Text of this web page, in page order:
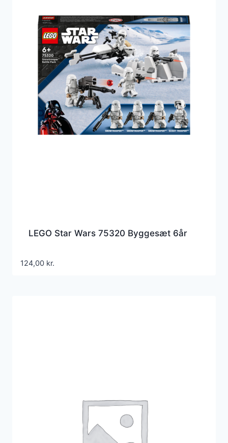
LEGO Star Wars 75320 Byggesæt 6år
124,00 kr.